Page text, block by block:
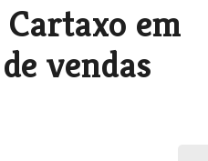
em
vendas